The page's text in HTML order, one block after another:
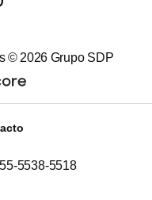
© 2026 Grupo SDP
5538-5518